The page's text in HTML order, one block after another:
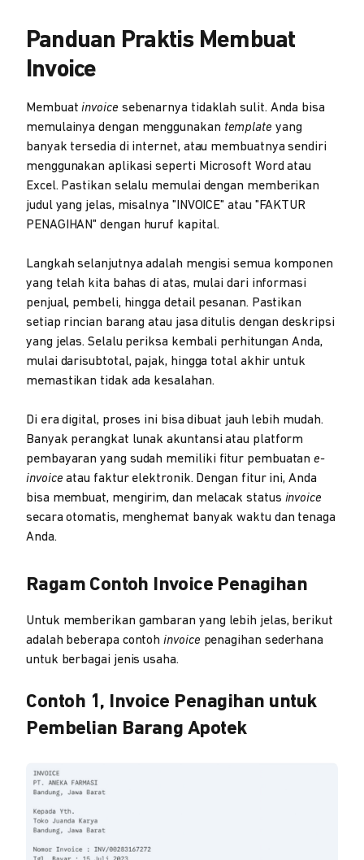
Panduan Praktis Membuat
Invoice
Membuatinvoice sebenarnya tidaklah sulit. Anda bisa
memulainya dengan menggunakan template yang
banyak tersedia di internet, atau membuatnya sendiri
menggunakan aplikasi seperti Microsoft Word atau
Excel. Pastikan selalu memulai dengan memberikan
judul yang jelas, misalnya "INVOICE" atau "FAKTUR
PENAGIHAN" dengan huruf kapital.
Langkah selanjutnya adalah mengisi semua komponen
yang telah kita bahas di atas, mulai dari informasi
penjual, pembeli, hingga detail pesanan. Pastikan
setiap rincian barang atau jasa ditulis dengan deskripsi
yang jelas. Selalu periksa kembali perhitungan Anda,
mulai darisubtotal, pajak, hingga total akhir untuk
memastikan tidak ada kesalahan.
Di era digital, proses ini bisa dibuat jauh lebih mudah.
Banyak perangkat lunak akuntansi atau platform
pembayaran yang sudah memiliki fitur pembuatane-
invoice atau faktur elektronik. Dengan fitur ini, Anda
bisa membuat, mengirim, dan melacak status invoice
secara otomatis, menghemat banyak waktu dan tenaga
Anda.
Ragam Contoh Invoice Penagihan
Untuk memberikan gambaran yang lebih jelas, berikut
adalah beberapa contohinvoice penagihan sederhana
untuk berbagai jenis usaha.
Contoh 1, Invoice Penagihan untuk
Pembelian Barang Apotek